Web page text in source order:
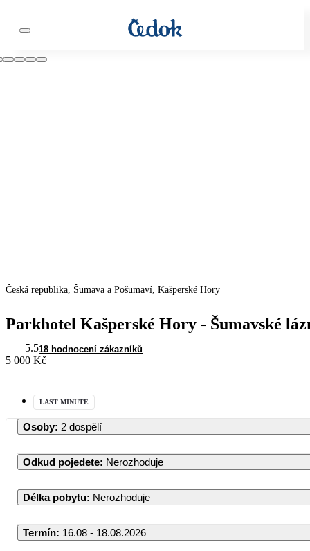
Česká republika, Šumava a Pošumaví, Kašperské Hory
Parkhotel Kašperské Hory - Šumavské
5.518 hodnocení zákazníků
5 000 Kč
LAST MINUTE
Osoby: 2 dospělí
Odkud pojedete: Nerozhoduje
Délka pobytu: Nerozhoduje
Termín: 16.08 - 18.08.2026